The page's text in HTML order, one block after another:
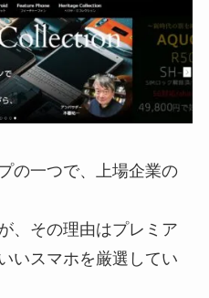
の一つで、上場企業の
、その理由はプレミア
いスマホを厳選してい